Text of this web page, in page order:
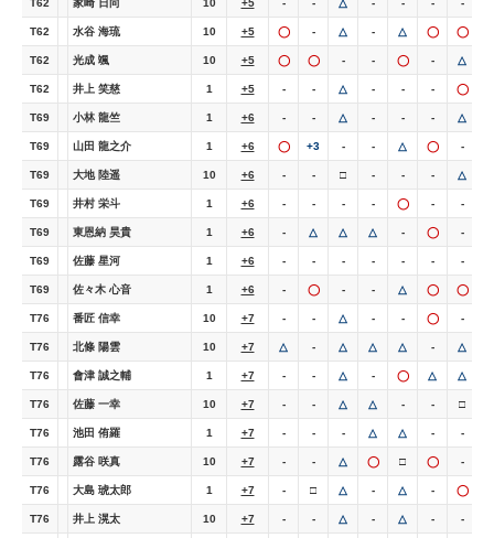
T62 家崎 日向 10 +5 - - △ - - - -
T62 水谷 海琉 10 +5 ◯ - △ - △ ◯ ◯
T62 光成 颯 10 +5 ◯ ◯ - - ◯ - △
T62 井上 笑慈 1 +5 - - △ - - - ◯
T69 小林 龍竺 1 +6 - - △ - - - △
T69 山田 龍之介 1 +6 ◯ +3 - - △ ◯ -
T69 大地 陸遥 10 +6 - - □ - - - △
T69 井村 栄斗 1 +6 - - - - ◯ - -
T69 東恩納 昊貴 1 +6 - △ △ △ - ◯ -
T69 佐藤 星河 1 +6 - - - - - - -
T69 佐々木 心音 1 +6 - ◯ - - △ ◯ ◯
T76 番匠 信幸 10 +7 - - △ - - ◯ -
T76 北條 陽雲 10 +7 △ - △ △ △ - △
T76 會津 誠之輔 1 +7 - - △ - ◯ △ △
T76 佐藤 一幸 10 +7 - - △ △ - - □
T76 池田 侑羅 1 +7 - - - △ △ - -
T76 露谷 咲真 10 +7 - - △ ◯ □ ◯ -
T76 大島 琥太郎 1 +7 - □ △ - △ - ◯
T76 井上 滉太 10 +7 - - △ - △ - -